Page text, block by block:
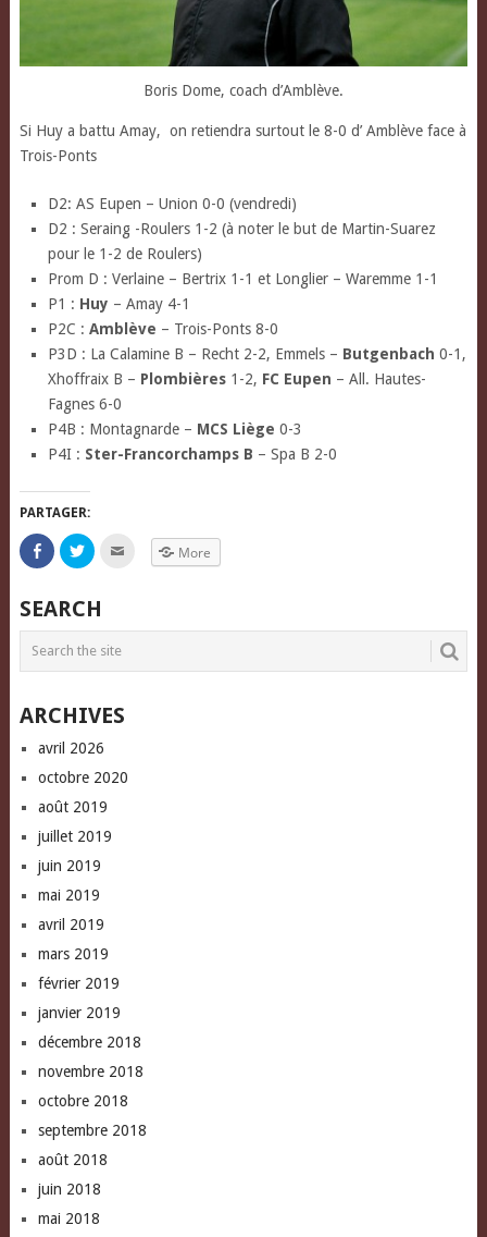
Boris Dome, coach d’Amblève.
Si Huy a battu Amay, on retiendra surtout le 8-0 d’ Amblève face à
Trois-Ponts
D2: AS Eupen – Union 0-0 (vendredi)
D2 : Seraing -Roulers 1-2 (à noter le but de Martin-Suarez
pour le 1-2 de Roulers)
Prom D : Verlaine – Bertrix 1-1 et Longlier – Waremme 1-1
P1 : Huy – Amay 4-1
P2C :Amblève – Trois-Ponts 8-0
P3D : La Calamine B – Recht 2-2, Emmels – Butgenbach 0-1,
Xhoffraix B – Plombières 1-2, FC Eupen – All. Hautes-
Fagnes 6-0
P4B : Montagnarde – MCS Liège 0-3
P4I : Ster-Francorchamps B – Spa B 2-0
PARTAGER:
Click
to
share
Facebook
(Opens
in
window)
Click
to
Twitter
(Opens
in
window)
friend
More
SEARCH
ARCHIVES
avril 2026
octobre 2020
août 2019
juillet 2019
juin 2019
mai 2019
avril 2019
mars 2019
février 2019
janvier 2019
décembre 2018
novembre 2018
octobre 2018
septembre 2018
août 2018
juin 2018
mai 2018